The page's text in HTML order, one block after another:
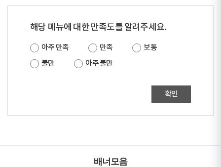
해당 메뉴에 대한 만족도를 알려주세요.
아주 만족 만족
보통
불만
아주 불만
확인
배너모음